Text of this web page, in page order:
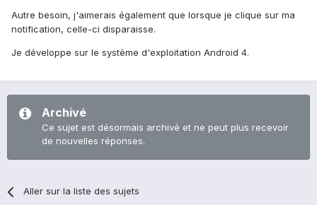
Autre besoin, j'aimerais également que lorsque je clique sur ma
notification, celle-ci disparaisse.
Je développe sur le système d'exploitation Android 4.
Archivé
Ce sujet est désormais archivé et ne peut plus recevoir
de nouvelles réponses.
Aller sur la liste des sujets